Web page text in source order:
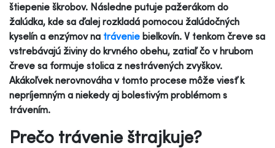
štiepenie škrobov. Následne putuje pažerákom do
žalúdka, kde sa ďalej rozkladá pomocou žalúdočných
kyselín a enzýmov na trávenie bielkovín. V tenkom čreve sa
vstrebávajú živiny do krvného obehu, zatiaľ čo v hrubom
čreve sa formuje stolica z nestrávených zvyškov.
Akákoľvek nerovnováha v tomto procese môže viesť k
nepríjemným a niekedy aj bolestivým problémom s
trávením.
Prečo trávenie štrajkuje?